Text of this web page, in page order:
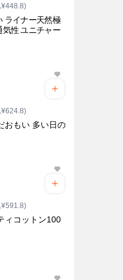
¥448.8)
ライナー天然極
気性 ユニチャー
¥624.8)
おもい 多い日の
¥591.8)
ィコットン100